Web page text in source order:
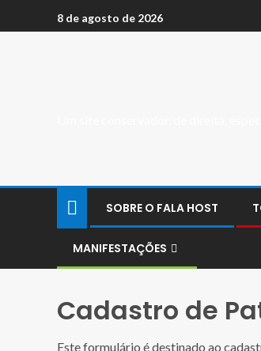
8 de agosto de 2026
SOBRE O FALA HOST
MANIFESTAÇÕES
Cadastro de
Este formulário é destinado ao